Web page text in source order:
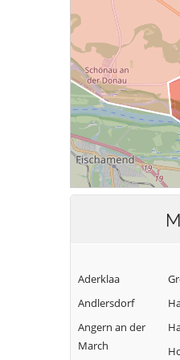
Aderklaa
Andlersdorf
Angern an der
March